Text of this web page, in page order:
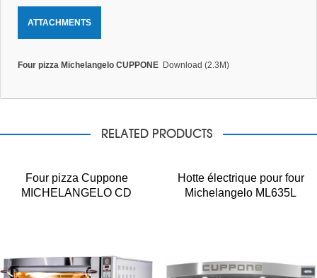
ATTACHMENTS
Four pizza Michelangelo CUPPONE Download (2.3M)
RELATED PRODUCTS
Four pizza Cuppone
MICHELANGELO CD
Hotte électrique pour four
Michelangelo ML635L